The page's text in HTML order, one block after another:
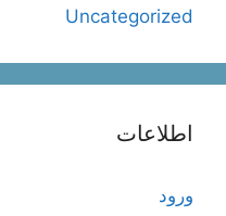
Uncategorized
اطلاعات
ورود